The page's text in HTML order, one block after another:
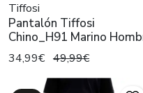
Tiffosi
Pantalón Tiffosi
Chino_H91 Marino
34,99€ 49,99€